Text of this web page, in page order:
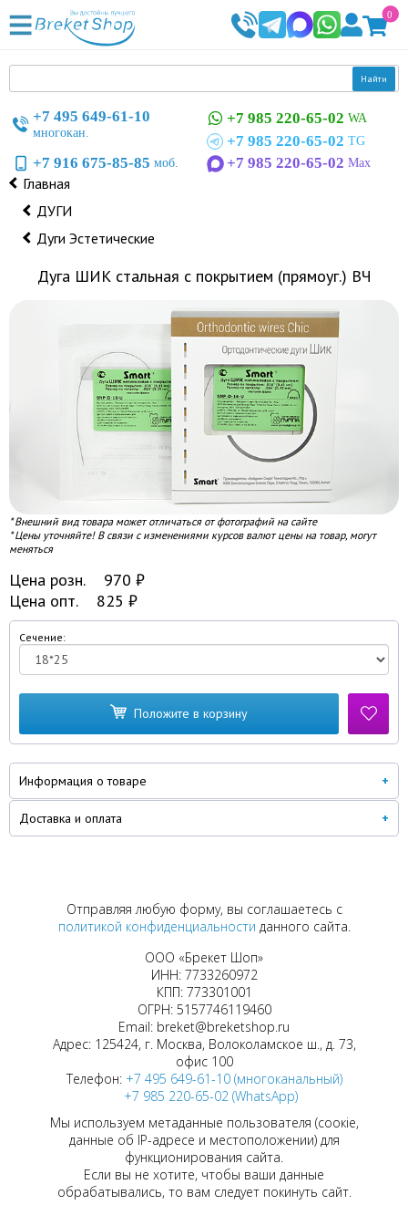
0
Найти
+7 495 649-61-10
многокан.
+7 916 675-85-85 моб.
+7 985 220-65-02 WA
+7 985 220-65-02 TG
+7 985 220-65-02 Max
Главная
ДУГИ
Дуги Эстетические
Дуга ШИК стальная с покрытием (прямоуг.) ВЧ
* Внешний вид товара может отличаться от фотографий на сайте
* Цены уточняйте! В связи с изменениями курсов валют цены на товар, могут
меняться
Цена розн. 970 ₽
Цена опт.
825 ₽
Сечение:
Положите в корзину
Информация о товаре
Доставка и оплата
Отправляя любую форму, вы соглашаетесь с
политикой конфиденциальности данного сайта.
ООО «Брекет Шоп»
ИНН: 7733260972
КПП: 773301001
ОГРН: 5157746119460
Email: breket@breketshop.ru
Адрес: 125424, г. Москва, Волоколамское ш., д. 73,
офис 100
Телефон: +7 495 649-61-10 (многоканальный)
+7 985 220-65-02 (WhatsApp)
Мы используем метаданные пользователя (соокіе,
данные об IP-адресе и местоположении) для
функционирования сайта.
Если вы не хотите, чтобы ваши данные
обрабатывались, то вам следует покинуть сайт.